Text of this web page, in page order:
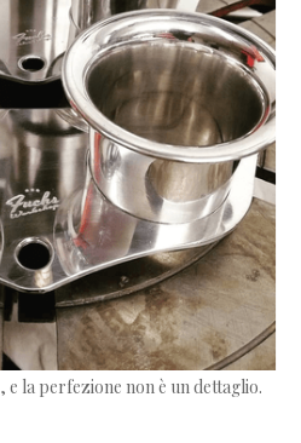
la perfezione non è un dettaglio.